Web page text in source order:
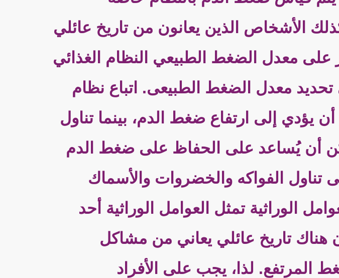
الأشخاص الذين يعانون من تاريخ عائلي
على معدل الضغط الطبيعي النظام الغذائي
تحديد معدل الضغط الطبيعى. اتباع نظام
يؤدي إلى ارتفاع ضغط الدم، بينما تناول
يمكن أن يُساعد على الحفاظ على ضغط الدم
تناول الفواكه والخضروات والأسماك
الوراثية تمثل العوامل الوراثية أحد
هناك تاريخ عائلي يعاني من مشاكل
المرتفع. لذا، يجب على الأفراد